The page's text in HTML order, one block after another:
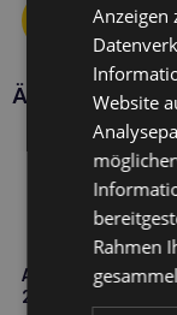
Ähnliche
Amiplay
28 cm Rot
Anzeigen
Website
Rahmen